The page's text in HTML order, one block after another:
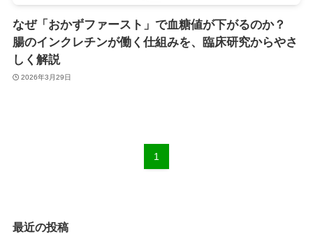
なぜ「おかずファースト」で血糖値が下がるのか？
腸のインクレチンが働く仕組みを、臨床研究からやさ
しく解説
2026年3月29日
1
最近の投稿